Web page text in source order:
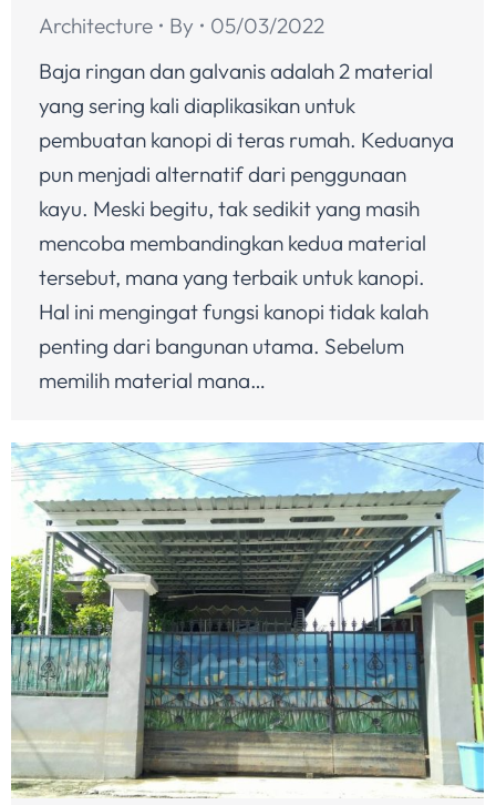
Architecture By
05/03/2022
Baja ringan dan galvanis adalah 2 material
yang sering kali diaplikasikan untuk
pembuatan kanopi di teras rumah. Keduanya
pun menjadi alternatif dari penggunaan
kayu. Meski begitu, tak sedikit yang masih
mencoba membandingkan kedua material
tersebut, mana yang terbaik untuk kanopi.
Hal ini mengingat fungsi kanopi tidak kalah
penting dari bangunan utama. Sebelum
memilih material mana…